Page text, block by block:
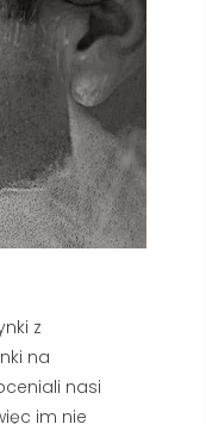
z
na
nasi
im nie